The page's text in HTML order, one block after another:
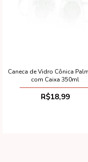
Caneca de Vidro Cônica
com Caixa 350ml
R$18,99